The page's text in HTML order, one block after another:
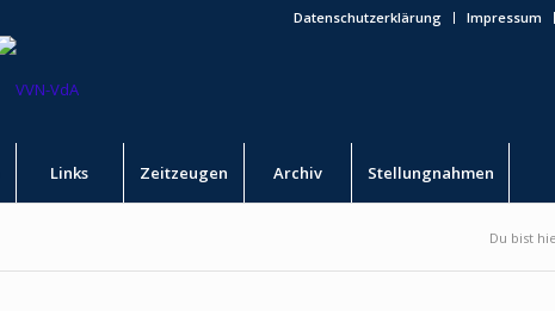
Datenschutzerklärung Impressum
Links Zeitzeugen Archiv Stellungnahmen
Du bist